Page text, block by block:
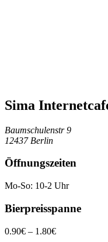
Sima
Baumschulenstr 9
12437 Berlin
Öffnungszeiten
Mo-So: 10-2 Uhr
Bierpreisspanne
0.90€ – 1.80€